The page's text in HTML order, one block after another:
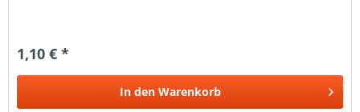
1,10 € *
In den Warenkorb